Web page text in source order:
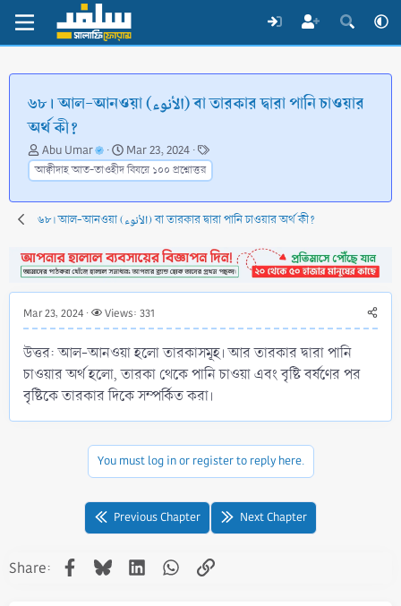
৬৮। আল-আনওয়া (الأنوء) বা তারকার দ্বারা পানি চাওয়ার
অর্থ কী?
T
h
r
e
a
s
t
t
r
Abu Umar
S
t
a
r
t
a
t
Mar 23, 2024
T
a
g
s
আক্বীদাহ আত-তাওহীদ বিষয়ে ১০০ প্রশ্নোত্তর
৬৮। আল-আনওয়া (الأنوء) বা তারকার দ্বারা পানি চাওয়ার অর্থ কী?
Mar 23, 2024 Views: 331
উত্তর: আল-আনওয়া হলো তারকাসমূহ। আর তারকার দ্বারা পানি
চাওয়ার অর্থ হলো, তারকা থেকে পানি চাওয়া এবং বৃষ্টি বর্ষণের পর
বৃষ্টিকে তারকার দিকে সম্পর্কিত করা।
You must log in or register to reply here.
Previous Chapter Next Chapter
Share: Facebook
BlueskyLinkedInWhatsApp
Link